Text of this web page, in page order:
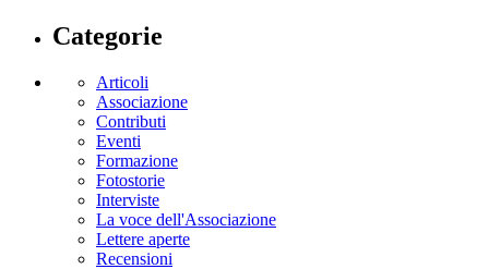
Categorie
Articoli
Associazione
Contributi
Eventi
Formazione
Fotostorie
Interviste
La voce dell'Associazione
Lettere aperte
Recensioni